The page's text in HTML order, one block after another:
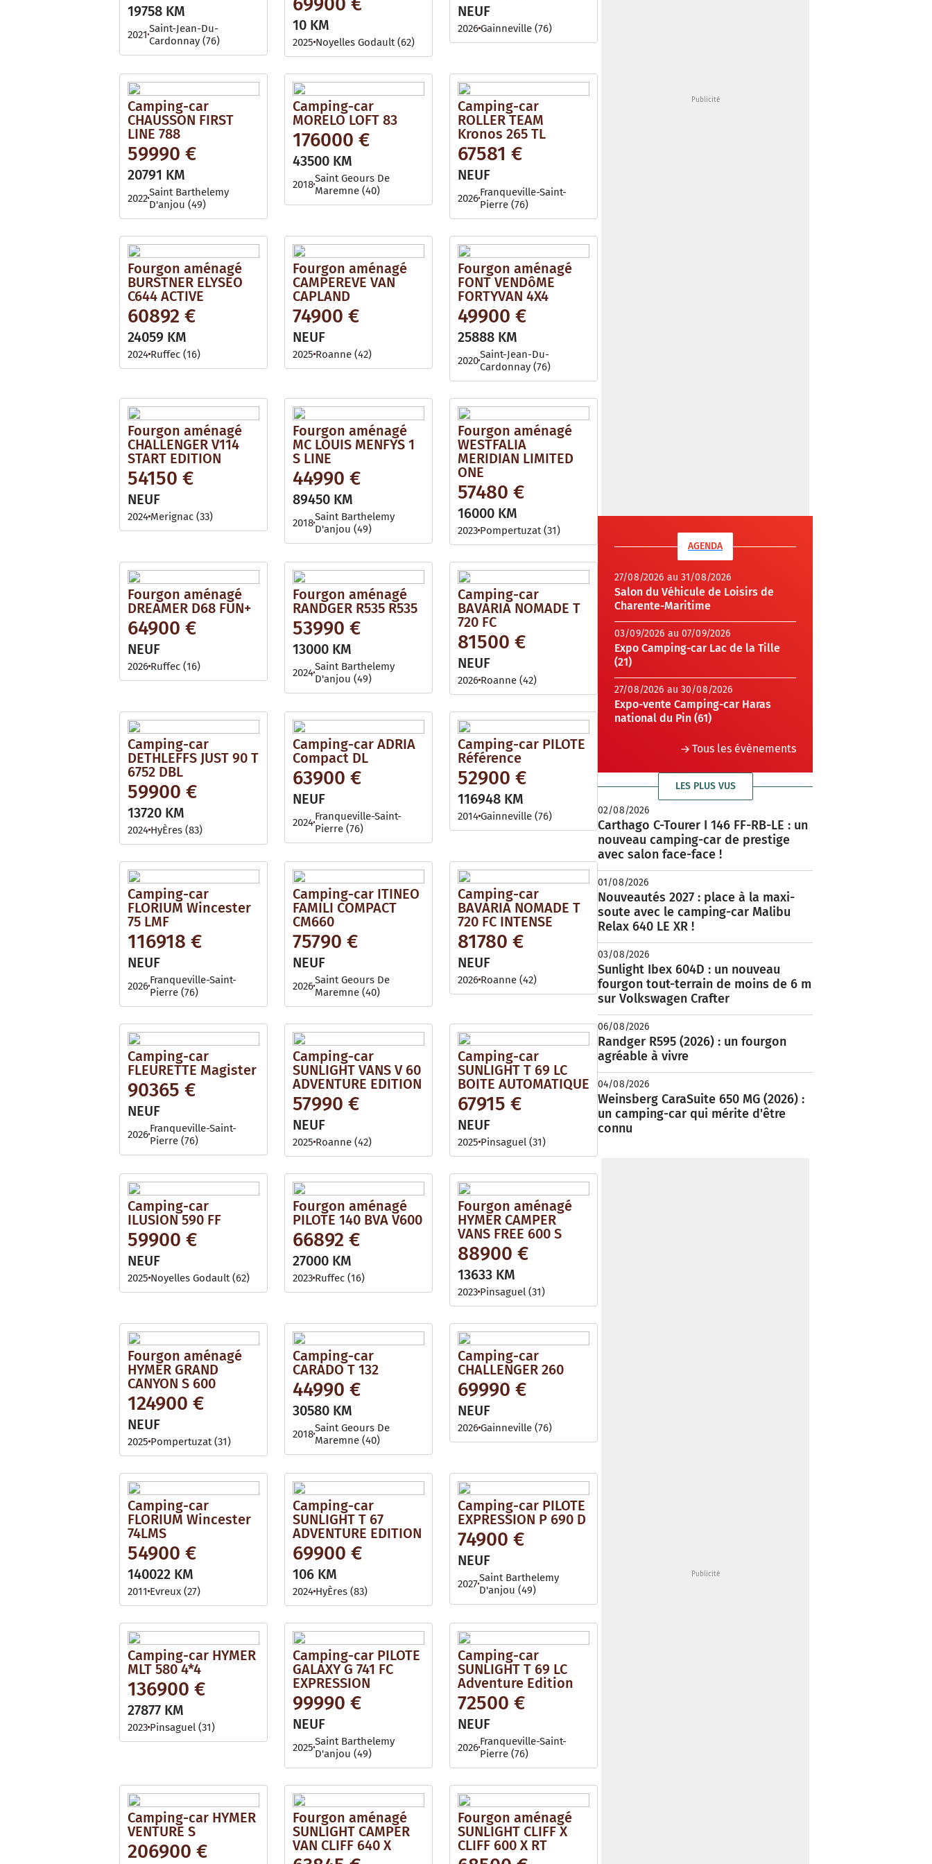
e
l
b
e
19758 KM
2021 Saint-Jean-Du-
Cardonnay (76)
10 KM
2025 Noyelles Godault (62)
NEUF
2026Gainneville (76)
Camping-car
CHAUSSON FIRST
LINE 788
59990 €
20791 KM
2022Saint Barthelemy
D'anjou (49)
Camping-car
MORELO LOFT 83
176000 €
43500 KM
2018Saint Geours De
Maremne (40)
Camping-car
ROLLER TEAM
Kronos 265 TL
67581 €
NEUF
2026Franqueville-Saint-
Pierre (76)
Fourgon aménagé
BURSTNER ELYSEO
C644 ACTIVE
60892 €
24059 KM
2024 Ruffec (16)
Fourgon aménagé
CAMPEREVE VAN
CAPLAND
74900 €
NEUF
2025 Roanne (42)
Fourgon aménagé
FONT VENDôME
FORTYVAN 4X4
49900 €
25888 KM
2020Saint-Jean-Du-
Cardonnay (76)
Fourgon aménagé
CHALLENGER V114
START EDITION
54150 €
NEUF
2024 Merignac (33)
Fourgon aménagé
MC LOUIS MENFYS 1
S LINE
44990 €
89450 KM
2018Saint Barthelemy
D'anjou (49)
Fourgon aménagé
WESTFALIA
MERIDIAN LIMITED
ONE
57480 €
16000 KM
2023 Pompertuzat (31)
Fourgon aménagé
DREAMER D68 FUN+
64900 €
NEUF
2026 Ruffec (16)
Fourgon aménagé
RANDGER R535 R535
53990 €
13000 KM
2024Saint Barthelemy
D'anjou (49)
Camping-car
BAVARIA NOMADE T
720 FC
81500 €
NEUF
2026 Roanne (42)
Camping-car
DETHLEFFS JUST 90 T
6752 DBL
59900 €
13720 KM
2024 HyÈres (83)
Camping-car ADRIA
Compact DL
63900 €
NEUF
2024Franqueville-Saint-
Pierre (76)
Camping-car PILOTE
Référence
52900 €
116948 KM
2014Gainneville (76)
Camping-car
FLORIUM Wincester
75 LMF
116918 €
NEUF
2026Franqueville-Saint-
Pierre (76)
Camping-car ITINEO
FAMILI COMPACT
CM660
75790 €
NEUF
2026Saint Geours De
Maremne (40)
Camping-car
BAVARIA NOMADE T
720 FC INTENSE
81780 €
NEUF
2026 Roanne (42)
Camping-car
FLEURETTE Magister
90365 €
NEUF
2026Franqueville-Saint-
Pierre (76)
Camping-car
SUNLIGHT VANS V 60
ADVENTURE EDITION
57990 €
NEUF
2025 Roanne (42)
Camping-car
SUNLIGHT T 69 LC
BOITE AUTOMATIQUE
67915 €
NEUF
2025 Pinsaguel (31)
Camping-car
ILUSION 590 FF
59900 €
NEUF
2025 Noyelles Godault (62)
Fourgon aménagé
PILOTE 140 BVA V600
66892 €
27000 KM
2023 Ruffec (16)
Fourgon aménagé
HYMER CAMPER
VANS FREE 600 S
88900 €
13633 KM
2023 Pinsaguel (31)
Fourgon aménagé
HYMER GRAND
CANYON S 600
124900 €
NEUF
2025 Pompertuzat (31)
Camping-car
CARADO T 132
44990 €
30580 KM
2018Saint Geours De
Maremne (40)
Camping-car
CHALLENGER 260
69990 €
NEUF
2026Gainneville (76)
Camping-car
FLORIUM Wincester
74LMS
54900 €
140022 KM
2011 Evreux (27)
Camping-car
SUNLIGHT T 67
ADVENTURE EDITION
69900 €
106 KM
2024 HyÈres (83)
Camping-car PILOTE
EXPRESSION P 690 D
74900 €
NEUF
2027Saint Barthelemy
D'anjou (49)
Camping-car HYMER
MLT 580 4*4
136900 €
27877 KM
2023 Pinsaguel (31)
Camping-car PILOTE
GALAXY G 741 FC
EXPRESSION
99990 €
NEUF
2025Saint Barthelemy
D'anjou (49)
Camping-car
SUNLIGHT T 69 LC
Adventure Edition
72500 €
NEUF
2026Franqueville-Saint-
Pierre (76)
Camping-car HYMER
VENTURE S
206900 €
Fourgon aménagé
SUNLIGHT CAMPER
VAN CLIFF 640 X
Fourgon aménagé
SUNLIGHT CLIFF X
CLIFF 600 X RT
AGENDA
27/08/2026 au 31/08/2026
Salon du Véhicule de Loisirs de
Charente-Maritime
03/09/2026 au 07/09/2026
Expo Camping-car Lac de la Tille
(21)
27/08/2026 au 30/08/2026
Expo-vente Camping-car Haras
national du Pin (61)
Tous les évènements
LES PLUS VUS
02/08/2026
Carthago C-Tourer I 146 FF-RB-LE : un
nouveau camping-car de prestige
avec salon face-face !
01/08/2026
Nouveautés 2027 : place à la maxi-
soute avec le camping-car Malibu
Relax 640 LE XR !
03/08/2026
Sunlight Ibex 604D : un nouveau
fourgon tout-terrain de moins de 6 m
sur Volkswagen Crafter
06/08/2026
Randger R595 (2026) : un fourgon
agréable à vivre
04/08/2026
Weinsberg CaraSuite 650 MG (2026) :
un camping-car qui mérite d'être
connu